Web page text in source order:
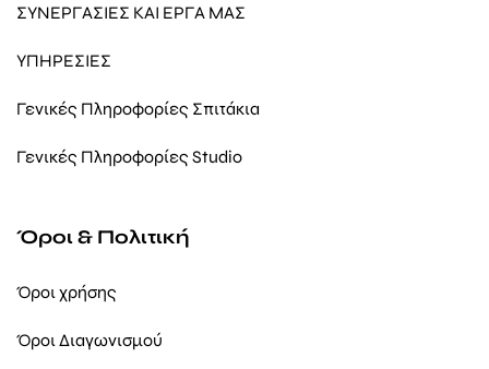
ΣΥΝΕΡΓΑΣΙΕΣ ΚΑΙ ΕΡΓΑ ΜΑΣ
ΥΠΗΡΕΣΙΕΣ
Γενικές Πληροφορίες Σπιτάκια
Γενικές Πληροφορίες Studio
Όροι & Πολιτική
Όροι χρήσης
Όροι Διαγωνισμού